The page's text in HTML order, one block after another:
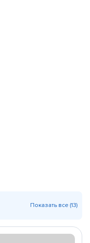
Показать все (13)